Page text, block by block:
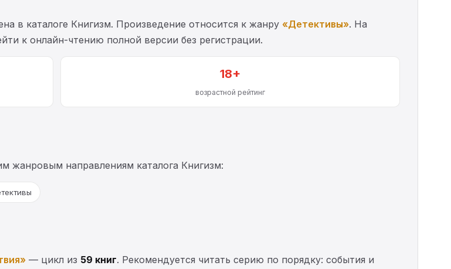
в каталоге Книгизм. Произведение относится к жанру «Детективы». На
к онлайн-чтению полной версии без регистрации.
18+
возрастной рейтинг
жанровым направлениям каталога Книгизм:
— цикл из 59 книг. Рекомендуется читать серию по порядку: события и